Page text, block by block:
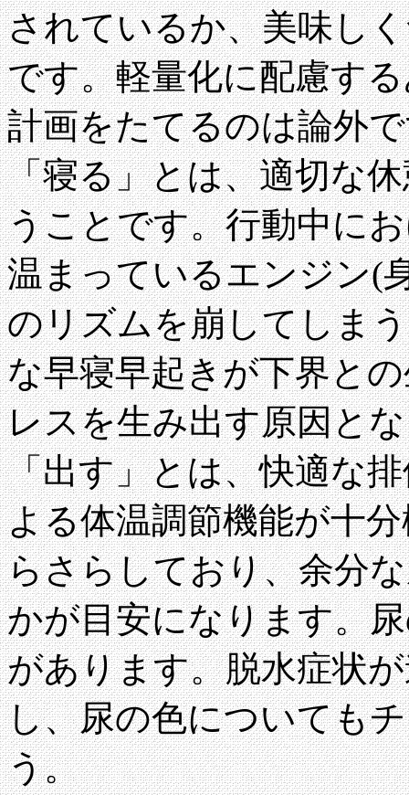
されているか、美味し
です。軽量化に配慮す
計画をたてるのは論外
「寝る」とは、適切な
うことです。行動中に
温まっているエンジン(
のリズムを崩してしま
な早寝早起きが下界と
レスを生み出す原因と
「出す」とは、快適な
よる体温調節機能が十
らさらしており、余分
かが目安になります。
があります。脱水症状
し、尿の色についても
う。